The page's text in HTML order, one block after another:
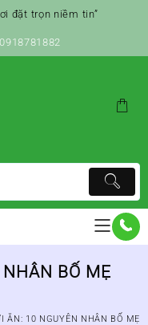
đặt trọn niềm tin”
BỐ MẸ
ĂN: 10 NGUYÊN NHÂN BỐ MẸ